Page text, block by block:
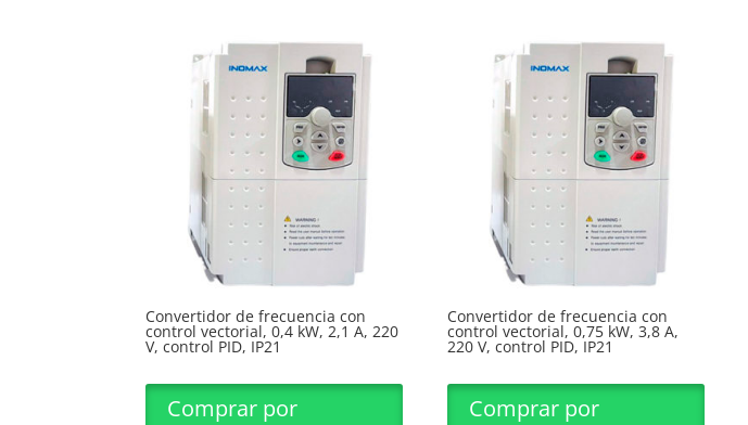
Convertidor de frecuencia con
control vectorial, 0,4 kW, 2,1 A, 220
V, control PID, IP21
Comprar por
Convertidor de frecuencia con
control vectorial, 0,75 kW, 3,8 A,
220 V, control PID, IP21
Comprar por